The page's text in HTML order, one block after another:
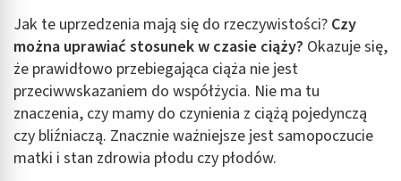
Jak te uprzedzenia mają się do rzeczywistości? Czy
można uprawiać stosunek w czasie ciąży? Okazuje się,
że prawidłowo przebiegająca ciąża nie jest
przeciwwskazaniem do współżycia. Nie ma tu
znaczenia, czy mamy do czynienia z ciążą pojedynczą
czy bliźniaczą. Znacznie ważniejsze jest samopoczucie
matki i stan zdrowia płodu czy płodów.